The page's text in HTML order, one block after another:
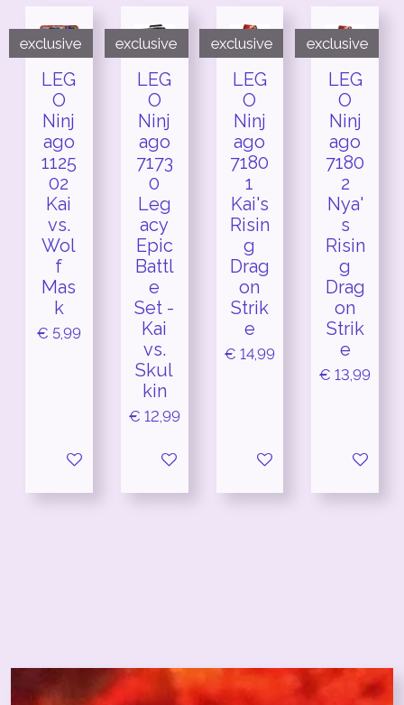
exclusive
LEG
O
Ninj
ago
1125
02
Kai
vs.
Wol
f
Mas
k
€ 5,99
In winkelwagen
exclusive
LEG
O
Ninj
ago
7173
0
Leg
acy
Epic
Battl
e
Set -
Kai
vs.
Skul
kin
€ 12,99
In winkelwagen
exclusive
LEG
O
Ninj
ago
7180
1
Kai's
Risin
g
Drag
on
Strik
e
€ 14,99
In winkelwagen
exclusive
LEG
O
Ninj
ago
7180
2
Nya'
s
Risin
g
Drag
on
Strik
e
€ 13,99
In